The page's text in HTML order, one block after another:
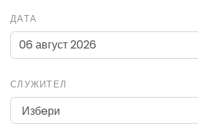
ДАТА
СЛУЖИТЕЛ